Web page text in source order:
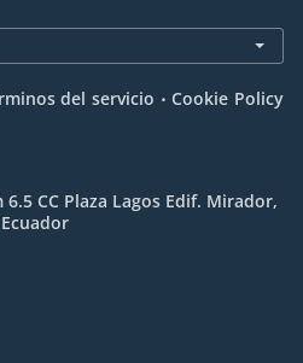
del servicio . Cookie Policy
CC Plaza Lagos Edif. Mirador,